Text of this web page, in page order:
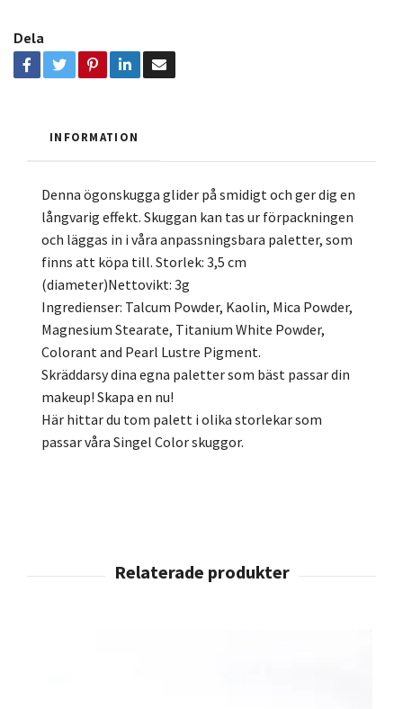
Dela
INFORMATION
Denna ögonskugga glider på smidigt och ger dig en
långvarig effekt. Skuggan kan tas ur förpackningen
och läggas in i våra anpassningsbara paletter, som
finns att köpa till. Storlek: 3,5 cm
(diameter)Nettovikt: 3g
Ingredienser: Talcum Powder, Kaolin, Mica Powder,
Magnesium Stearate, Titanium White Powder,
Colorant and Pearl Lustre Pigment.
Skräddarsy dina egna paletter som bäst passar din
makeup! Skapa en nu!
Här hittar du tom palett i olika storlekar som
passar våra Singel Color skuggor.